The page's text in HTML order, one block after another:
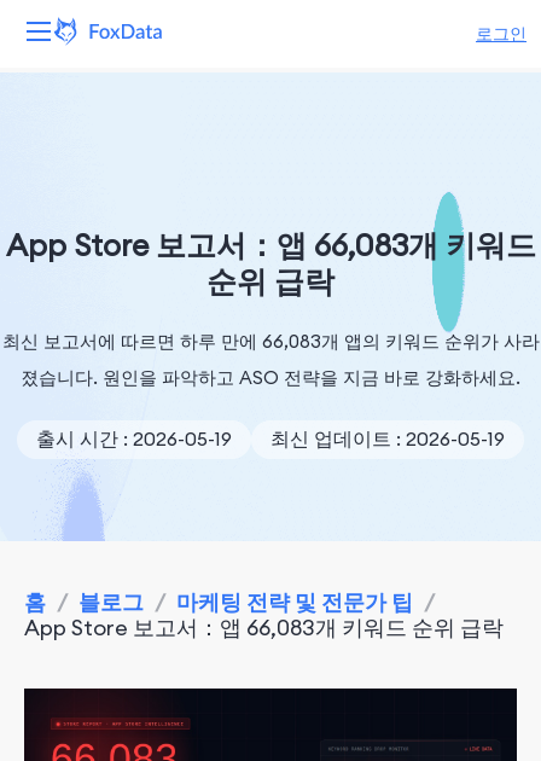
로그인
가격
App Store 보고서：앱 66,083개 키워드
순위 급락
최신 보고서에 따르면 하루 만에 66,083개 앱의 키워드 순위가 사라
졌습니다. 원인을 파악하고 ASO 전략을 지금 바로 강화하세요.
출시 시간 : 2026-05-19 최신 업데이트 : 2026-05-19
홈 / 블로그 / 마케팅 전략 및 전문가 팁 /
App Store 보고서：앱 66,083개 키워드 순위 급락